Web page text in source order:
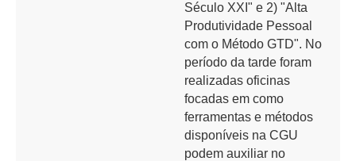
Século XXI" e 2) "Alta
Produtividade Pessoal
com o Método GTD". No
período da tarde foram
realizadas oficinas
focadas em como
ferramentas e métodos
disponíveis na CGU
podem auxiliar no